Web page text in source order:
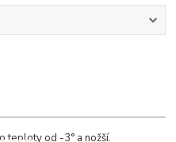
teploty od -3° a nožší.